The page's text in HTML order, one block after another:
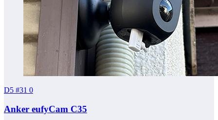
D5 #31 0
Anker eufyCam C35